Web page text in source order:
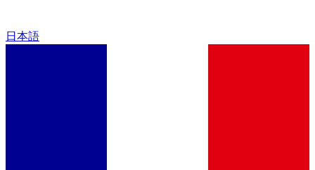
日本語